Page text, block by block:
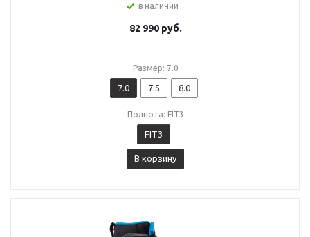
в наличии
82 990руб.
Размер: 7.0
7.0 7.5 8.0
Полнота: FIT3
FIT3
В корзину